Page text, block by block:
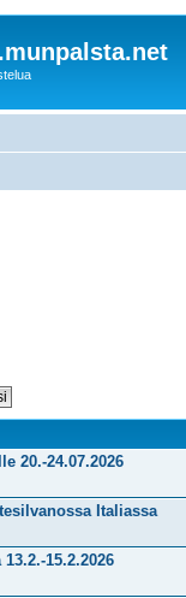
20.-24.07.2026
Italiassa
15.2.2026